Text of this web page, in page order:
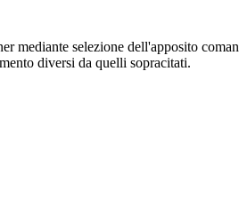
mediante selezione dell'apposito
diversi da quelli sopracitati.